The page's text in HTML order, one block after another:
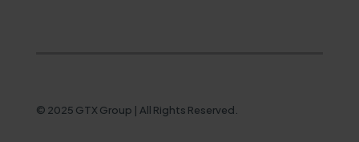
© 2025 GTX Group | All Rights Reserved.